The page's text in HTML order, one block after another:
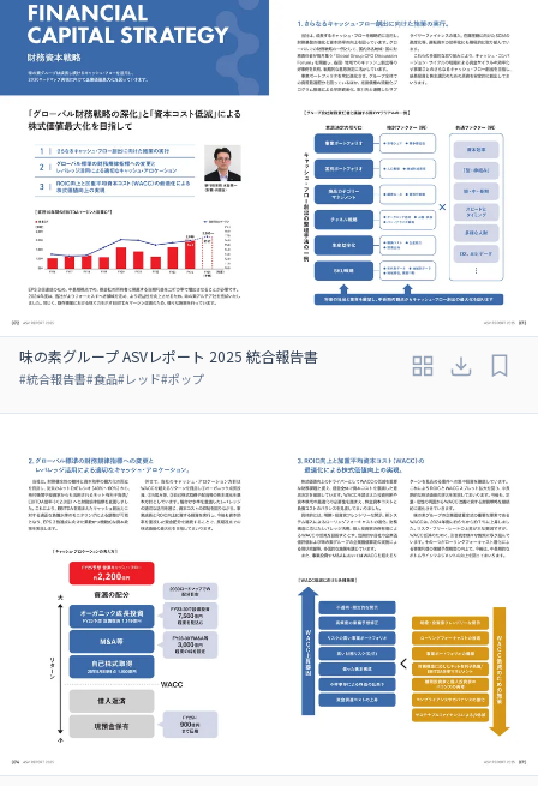
味の素グループ ASVレポート 2025 統合報告書
#統合報告書#食品#レッド#ポップ